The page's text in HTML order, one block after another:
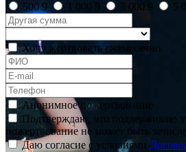
5009 1 000 9 3 000 9 5
Хочу жертвовать ежемесячно
Анонимное пожертвование
Подтверждаю, что поддерживаю
пожертвование не может быть
Даю согласие с условиями